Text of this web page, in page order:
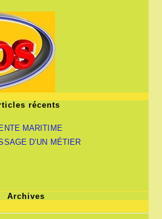
récents
MARITIME
D’UN MÉTIER
Archives